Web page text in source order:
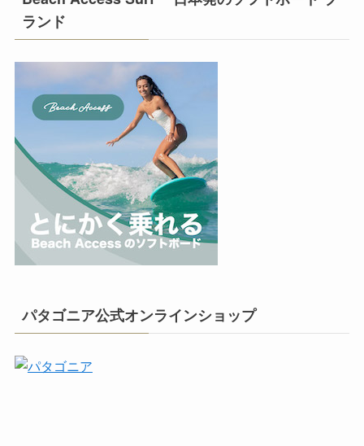
ランド
パタゴニア公式オンラインショップ